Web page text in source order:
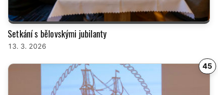
Setkání s bělovskými jubilanty
13. 3. 2026
45